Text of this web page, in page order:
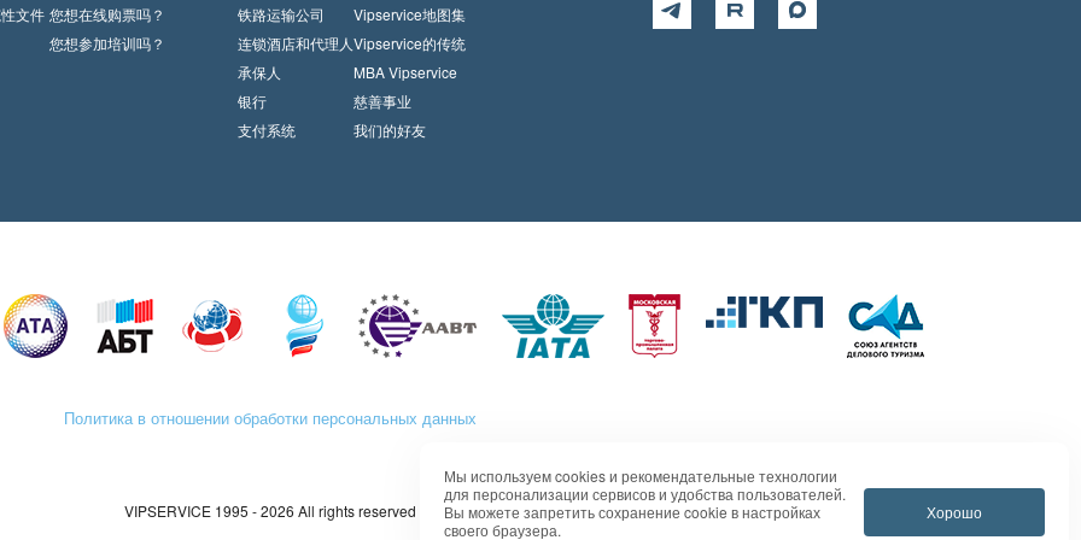
文件 您想在线购票吗？
您想参加培训吗？
铁路运输公司
连锁酒店和代理人
承保人
银行
支付系统
Vipservice地图集
Vipservice的传统
MBA Vipservice
慈善事业
我们的好友
Политика в отношении обработки персональных данных
VIPSERVICE 1995 - 2026 All rights reserved
Мы используем cookies и рекомендательные технологии
для персонализации сервисов и удобства пользователей.
Вы можете запретить сохранение cookie в настройках
своего браузера.
Хорошо